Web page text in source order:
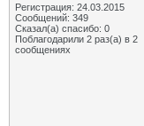
Регистрация: 24.03.2015
Сообщений: 349
Сказал(а) спасибо: 0
Поблагодарили 2 раз(а) в 2
сообщениях